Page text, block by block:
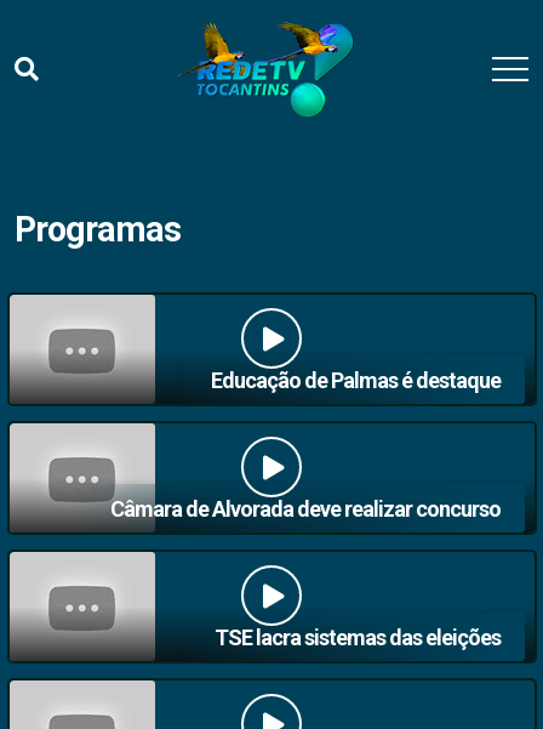
Programas
Educação de Palmas é destaque
Câmara de Alvorada deve realizar concurso
TSE lacra sistemas das eleições